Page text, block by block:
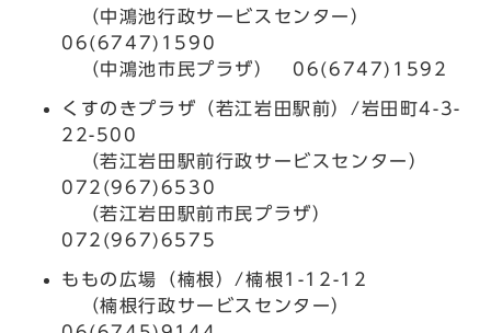
（中鴻池行政サービスセンター）
06(6747)1590
（中鴻池市民プラザ） 06(6747)1592
くすのきプラザ（若江岩田駅前）/岩田町4-3-
22-500
（若江岩田駅前行政サービスセンター）
072(967)6530
（若江岩田駅前市民プラザ）
072(967)6575
ももの広場（楠根）/楠根1-12-12
（楠根行政サービスセンター）